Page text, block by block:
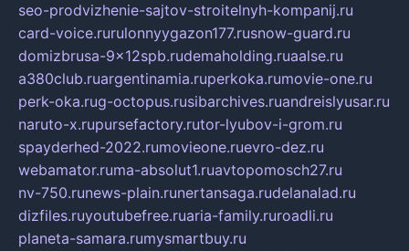
seo-prodvizhenie-sajtov-stroitelnyh-kompanij.ru
card-voice.rurulonnyygazon177.rusnow-guard.ru
domizbrusa-9x12spb.rudemaholding.ruaalse.ru
a380club.ruargentinamia.ruperkoka.rumovie-one.ru
perk-oka.rug-octopus.rusibarchives.ruandreislyusar.ru
naruto-x.rupursefactory.rutor-lyubov-i-grom.ru
spayderhed-2022.rumovieone.ruevro-dez.ru
webamator.ruma-absolut1.ruavtopomosch27.ru
nv-750.runews-plain.runertansaga.rudelanalad.ru
dizfiles.ruyoutubefree.ruaria-family.ruroadli.ru
planeta-samara.rumysmartbuy.ru